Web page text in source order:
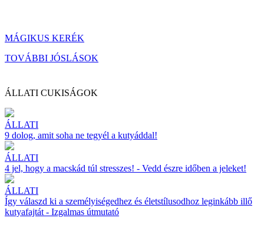
MÁGIKUS KERÉK
TOVÁBBI JÓSLÁSOK
ÁLLATI CUKISÁGOK
ÁLLATI
9 dolog, amit soha ne tegyél a kutyáddal!
ÁLLATI
4 jel, hogy a macskád túl stresszes! - Vedd észre időben a jeleket!
ÁLLATI
Így válaszd ki a személyiségedhez és életstílusodhoz leginkább illő
kutyafajtát - Izgalmas útmutató